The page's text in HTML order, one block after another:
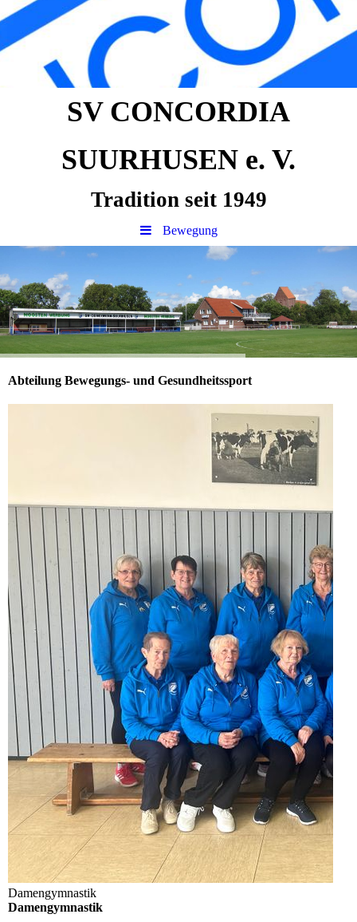
SV CONCORDIA
SUURHUSEN e. V.
Tradition seit 1949
Bewegung
Abteilung Bewegungs- und Gesundheitssport
Damengymnastik
Damengymnastik